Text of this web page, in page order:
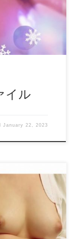
である事を確
イル
January 22, 2023
容：動画15本(9
めておりま
ウンロード願
れていること